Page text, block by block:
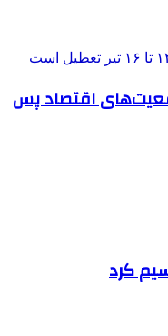
اقتصاد پس